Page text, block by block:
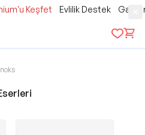
Keşfet Evlilik Destek